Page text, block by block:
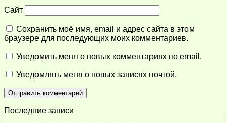
Сайт
Сохранить моё имя, email и адрес сайта в этом
браузере для последующих моих комментариев.
Уведомить меня о новых комментариях по email.
Уведомлять меня о новых записях почтой.
Последние записи